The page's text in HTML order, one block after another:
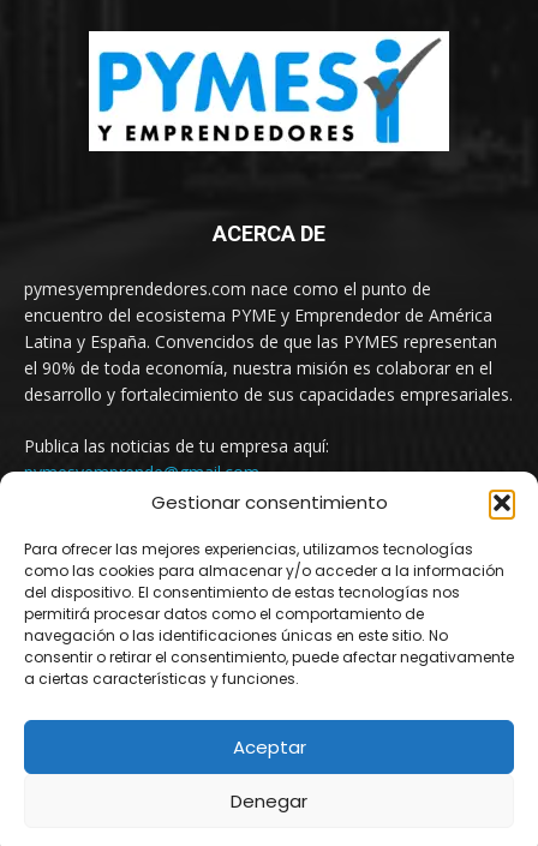
Gestionar consentimiento
Para ofrecer las mejores experiencias, utilizamos tecnologías
como las cookies para almacenar y/o acceder a la información
del dispositivo. El consentimiento de estas tecnologías nos
permitirá procesar datos como el comportamiento de
navegación o las identificaciones únicas en este sitio. No
consentir o retirar el consentimiento, puede afectar negativamente
a ciertas características y funciones.
Aceptar
Denegar
ACERCA DE
pymesyemprendedores.com nace como el punto de
encuentro del ecosistema PYME y Emprendedor de América
Latina y España. Convencidos de que las PYMES representan
el 90% de toda economía, nuestra misión es colaborar en el
desarrollo y fortalecimiento de sus capacidades empresariales.
Publica las noticias de tu empresa aquí:
pymesyemprende@gmail.com
SÍGUENOS
© Newspaper WordPress Theme by TagDiv
Uruguay Chile